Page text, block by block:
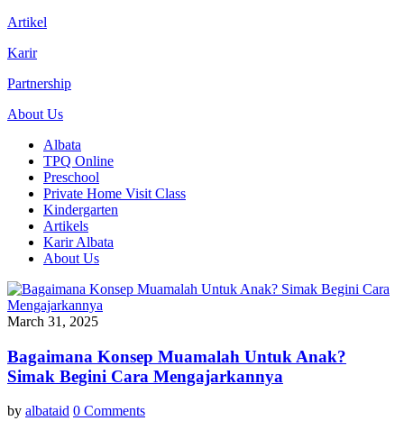
Artikel
Karir
Partnership
About Us
Albata
TPQ Online
Preschool
Private Home Visit Class
Kindergarten
Artikels
Karir Albata
About Us
March 31, 2025
Bagaimana Konsep Muamalah Untuk Anak?
Simak Begini Cara Mengajarkannya
by albataid 0 Comments